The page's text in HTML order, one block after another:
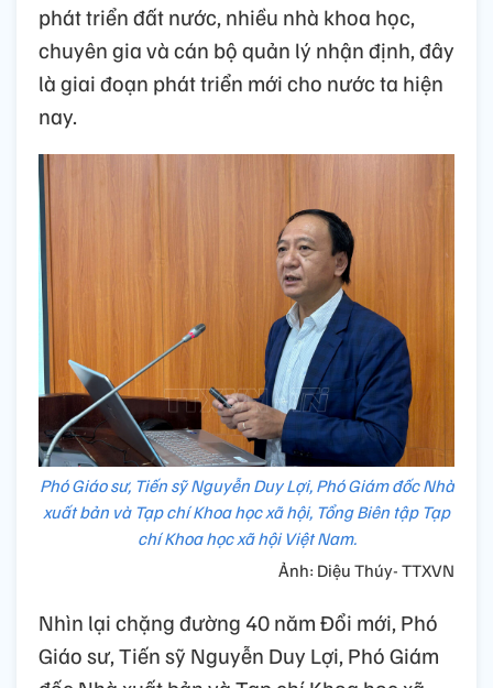
phát triển đất nước, nhiều nhà khoa học,
chuyên gia và cán bộ quản lý nhận định, đây
là giai đoạn phát triển mới cho nước ta hiện
nay.
Phó Giáo sư, Tiến sỹ Nguyễn Duy Lợi, Phó Giám đốc Nhà
xuất bản và Tạp chí Khoa học xã hội, Tổng Biên tập Tạp
chí Khoa học xã hội Việt Nam.
Ảnh: Diệu Thúy- TTXVN
Nhìn lại chặng đường 40 năm Đổi mới, Phó
Giáo sư, Tiến sỹ Nguyễn Duy Lợi, Phó Giám